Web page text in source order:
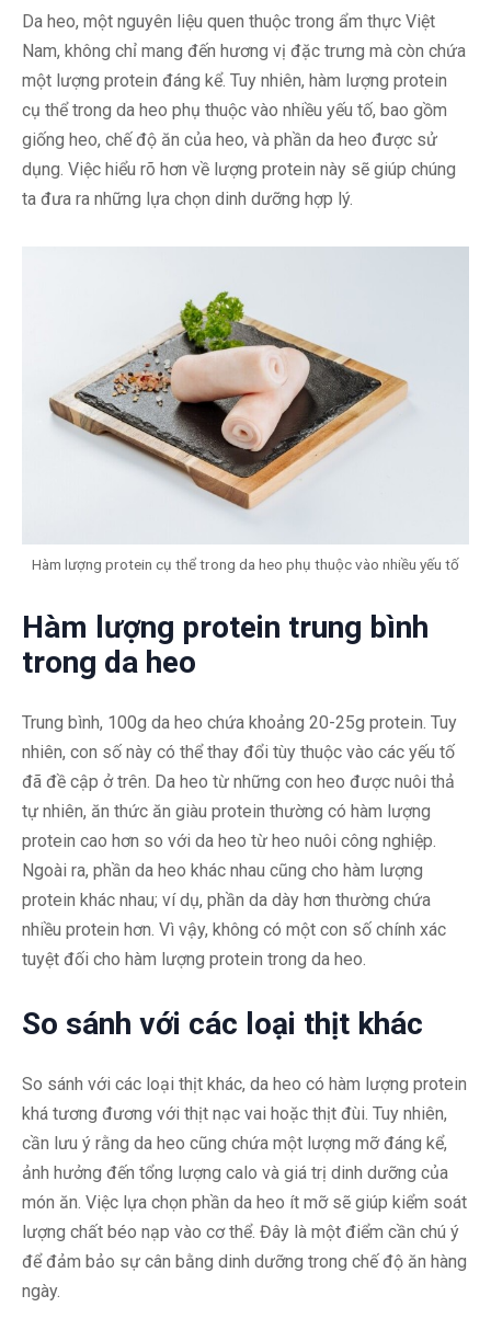
Da heo, một nguyên liệu quen thuộc trong ẩm thực Việt
Nam, không chỉ mang đến hương vị đặc trưng mà còn chứa
một lượng protein đáng kể. Tuy nhiên, hàm lượng protein
cụ thể trong da heo phụ thuộc vào nhiều yếu tố, bao gồm
giống heo, chế độ ăn của heo, và phần da heo được sử
dụng. Việc hiểu rõ hơn về lượng protein này sẽ giúp chúng
ta đưa ra những lựa chọn dinh dưỡng hợp lý.
Hàm lượng protein cụ thể trong da heo phụ thuộc vào nhiều yếu tố
Hàm lượng protein trung bình
trong da heo
Trung bình, 100g da heo chứa khoảng 20-25g protein. Tuy
nhiên, con số này có thể thay đổi tùy thuộc vào các yếu tố
đã đề cập ở trên. Da heo từ những con heo được nuôi thả
tự nhiên, ăn thức ăn giàu protein thường có hàm lượng
protein cao hơn so với da heo từ heo nuôi công nghiệp.
Ngoài ra, phần da heo khác nhau cũng cho hàm lượng
protein khác nhau; ví dụ, phần da dày hơn thường chứa
nhiều protein hơn. Vì vậy, không có một con số chính xác
tuyệt đối cho hàm lượng protein trong da heo.
So sánh với các loại thịt khác
So sánh với các loại thịt khác, da heo có hàm lượng protein
khá tương đương với thịt nạc vai hoặc thịt đùi. Tuy nhiên,
cần lưu ý rằng da heo cũng chứa một lượng mỡ đáng kể,
ảnh hưởng đến tổng lượng calo và giá trị dinh dưỡng của
món ăn. Việc lựa chọn phần da heo ít mỡ sẽ giúp kiểm soát
lượng chất béo nạp vào cơ thể. Đây là một điểm cần chú ý
để đảm bảo sự cân bằng dinh dưỡng trong chế độ ăn hàng
ngày.